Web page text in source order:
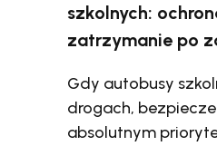
szkolnych:
zatrzymanie po
Gdy autobusy
drogach,
absolutnym